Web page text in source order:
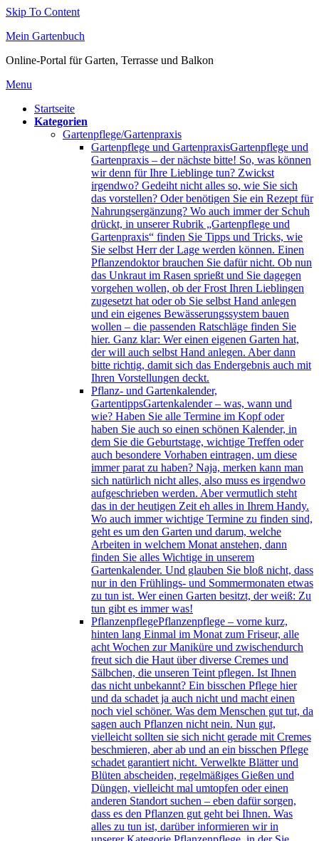
Skip To Content
Mein Gartenbuch
Online-Portal für Garten, Terrasse und Balkon
Menu
Startseite
Kategorien
Gartenpflege/Gartenpraxis
Gartenpflege und GartenpraxisGartenpflege und
Gartenpraxis – der nächste bitte! So, was können
wir denn für Ihre Lieblinge tun? Zwickst
irgendwo? Gedeiht nicht alles so, wie Sie sich
das vorstellen? Oder benötigen Sie ein Rezept für
Nahrungsergänzung? Wo auch immer der Schuh
drückt, in unserer Rubrik „Gartenpflege und
Gartenpraxis“ finden Sie Tipps und Tricks, wie
Sie selbst Herr der Lage werden können. Einen
Pflanzendoktor brauchen Sie dafür nicht. Ob nun
das Unkraut im Rasen sprießt und Sie dagegen
vorgehen wollen, ob der Frost Ihren Lieblingen
zugesetzt hat oder ob Sie selbst Hand anlegen
und ein eigenes Bewässerungssystem bauen
wollen – die passenden Ratschläge finden Sie
hier. Ganz klar: Wer einen eigenen Garten hat,
der will auch selbst Hand anlegen. Aber dann
bitte richtig, damit sich das Endergebnis auch mit
Ihren Vorstellungen deckt.
Pflanz- und Gartenkalender,
GartentippsGartenkalender – was, wann und
wie? Haben Sie alle Termine im Kopf oder
haben Sie auch so einen schönen Kalender, in
dem Sie die Geburtstage, wichtige Treffen oder
auch besondere Vorhaben eintragen, um diese
immer parat zu haben? Naja, merken kann man
sich natürlich nicht alles, also muss es irgendwo
aufgeschrieben werden. Aber vermutlich steht
das in der heutigen Zeit eh alles in Ihrem Handy.
Wo auch immer wichtige Termine zu finden sind,
geht es um den Garten und darum, welche
Arbeiten in welchem Monat anstehen, dann
finden Sie alles Wichtige in unserem
Gartenkalender. Und glauben Sie bloß nicht, dass
nur in den Frühlings- und Sommermonaten etwas
zu tun ist. Wer einen Garten besitzt, der weiß: Zu
tun gibt es immer was!
PflanzenpflegePflanzenpflege – vorne kurz,
hinten lang Einmal im Monat zum Friseur, alle
acht Wochen zur Maniküre und zwischendurch
freut sich die Haut über diverse Cremes und
Sälbchen, die unseren Teint pflegen. Ist Ihnen
das nicht unbekannt? Ein bisschen Pflege hier
und da schadet ja auch nicht und macht einen
noch viel schöner. Was dem Menschen gut tut, da
sagen auch Pflanzen nicht nein. Nun gut,
vielleicht sollten sie sich nicht gerade mit Cremes
beschmieren, aber ab und an ein bisschen Pflege
schadet garantiert nicht. Verwelkte Blätter und
Blüten abscheiden, regelmäßiges Gießen und
Düngen, vielleicht mal umtopfen oder einen
anderen Standort suchen – eben dafür sorgen,
dass es den Pflanzen gut geht bei Ihnen. Was
alles zu tun ist, darüber informieren wir in